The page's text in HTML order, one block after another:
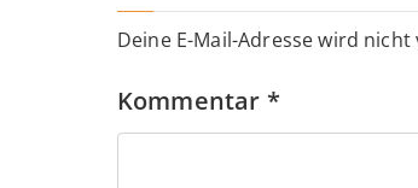
Deine E-Mail-Adresse wird
Kommentar *